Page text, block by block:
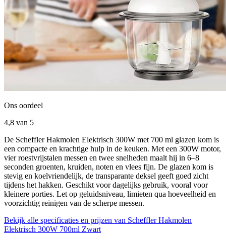
Ons oordeel
4,8 van 5
De Scheffler Hakmolen Elektrisch 300W met 700 ml glazen kom is
een compacte en krachtige hulp in de keuken. Met een 300W motor,
vier roestvrijstalen messen en twee snelheden maalt hij in 6–8
seconden groenten, kruiden, noten en vlees fijn. De glazen kom is
stevig en koelvriendelijk, de transparante deksel geeft goed zicht
tijdens het hakken. Geschikt voor dagelijks gebruik, vooral voor
kleinere porties. Let op geluidsniveau, limieten qua hoeveelheid en
voorzichtig reinigen van de scherpe messen.
Bekijk alle specificaties en prijzen van Scheffler Hakmolen
Elektrisch 300W 700ml Zwart